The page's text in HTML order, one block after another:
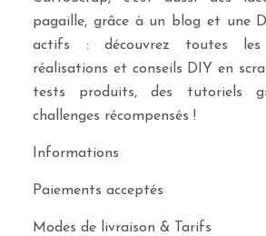
pagaille, grâce à un blog et une
actifs : découvrez toutes les
réalisations et conseils DIY en
tests produits, des tutoriels
challenges récompensés !
Informations
Paiements acceptés
Modes de livraison & Tarifs